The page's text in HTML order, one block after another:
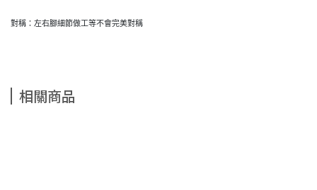
對稱：左右腳細節做工等不會完美對稱
相關商品